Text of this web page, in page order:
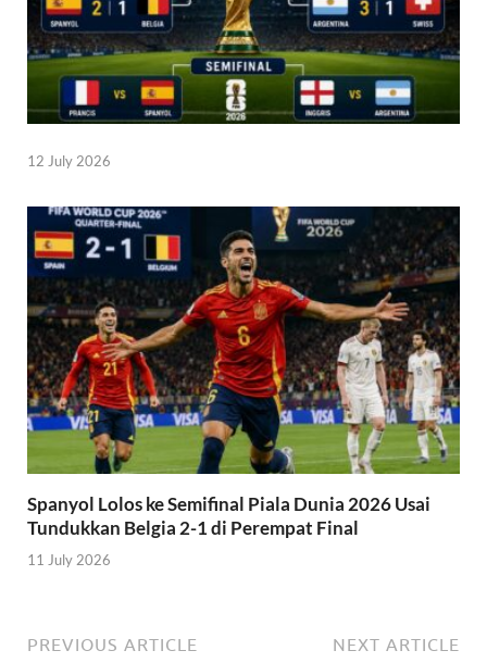
12 July 2026
Spanyol Lolos ke Semifinal Piala Dunia 2026 Usai
Tundukkan Belgia 2-1 di Perempat Final
11 July 2026
PREVIOUS ARTICLE NEXT ARTICLE